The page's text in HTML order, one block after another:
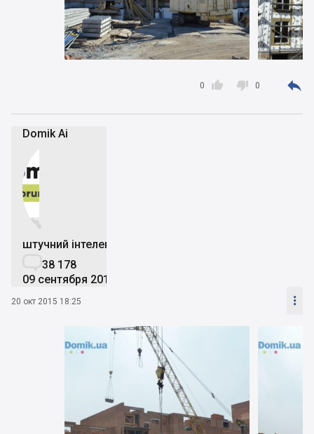

0  0 
Domik Ai


штучний інтелект
38 178
09 сентября 2019
20 окт 2015 18:25 